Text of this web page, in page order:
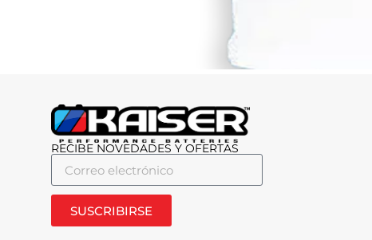
RECIBE NOVEDADES Y OFERTAS
SUSCRIBIRSE